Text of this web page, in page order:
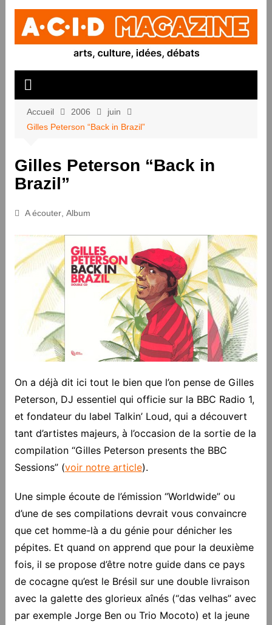
Aller
contenu
Accueil 2006
juin
Gilles Peterson “Back in Brazil”
Gilles Peterson “Back in
Brazil”
A écouter, Album
On a déjà dit ici tout le bien que l’on pense de Gilles
Peterson, DJ essentiel qui officie sur la BBC Radio 1,
et fondateur du label Talkin’ Loud, qui a découvert
tant d’artistes majeurs, à l’occasion de la sortie de la
compilation “Gilles Peterson presents the BBC
Sessions” (voir notre article).
Une simple écoute de l’émission “Worldwide” ou
d’une de ses compilations devrait vous convaincre
que cet homme-là a du génie pour dénicher les
pépites. Et quand on apprend que pour la deuxième
fois, il se propose d’être notre guide dans ce pays
de cocagne qu’est le Brésil sur une double livraison
avec la galette des glorieux aînés (“das velhas” avec
par exemple Jorge Ben ou Trio Mocoto) et la jeune